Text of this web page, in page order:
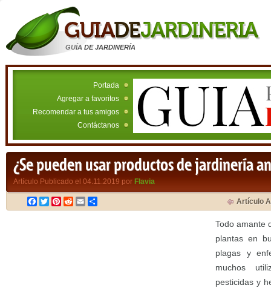
GUÍA DE JARDINERÍA
Portada
Agregar a favoritos
Recomendar a tus amigos
Contáctanos
¿Se pueden usar productos de jardinería
Artículo Publicado el 04.11.2019 por Flavia
Facebook
TwitterPinterest
RedditEmail Artículo
Todo amante
plantas en
plagas y
muchos
pesticidas y